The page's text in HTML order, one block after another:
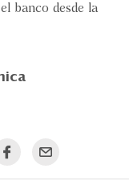
banco desde la